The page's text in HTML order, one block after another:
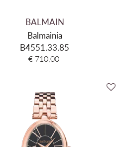
BALMAIN
Balmainia
B4551.33.85
€ 710,00